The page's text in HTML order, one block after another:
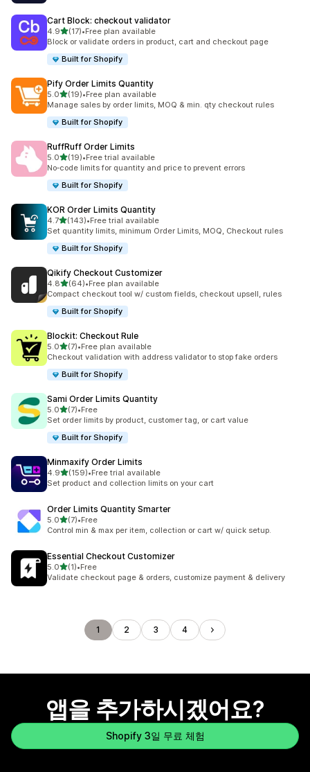
Cart Block: checkout validator
4.9별 5개 중
(17)
총 리뷰 17개
•Free plan available
Block or validate orders in product, cart and checkout page
Built for Shopify
Pify Order Limits Quantity
5.0별 5개 중
(19)
총 리뷰 19개
•Free plan available
Manage sales by order limits, MOQ & min. qty checkout rules
Built for Shopify
RuffRuff Order Limits
5.0별 5개 중
(19)
총 리뷰 19개
•Free trial available
No‑code limits for quantity and price to prevent errors
Built for Shopify
KOR Order Limits Quantity
4.7별 5개 중
(143)
총 리뷰 143개
•Free trial available
Set quantity limits, minimum Order Limits, MOQ, Checkout rules
Built for Shopify
Qikify Checkout Customizer
4.8별 5개 중
(64)
총 리뷰 64개
•Free plan available
Compact checkout tool w/ custom fields, checkout upsell, rules
Built for Shopify
Blockit: Checkout Rule
5.0별 5개 중
(7)
총 리뷰 7개
•Free plan available
Checkout validation with address validator to stop fake orders
Built for Shopify
Sami Order Limits Quantity
5.0별 5개 중
(7)
총 리뷰 7개
•Free
Set order limits by product, customer tag, or cart value
Built for Shopify
Minmaxify Order Limits
4.9별 5개 중
(159)
총 리뷰 159개
•Free trial available
Set product and collection limits on your cart
Order Limits Quantity Smarter
5.0별 5개 중
(7)
총 리뷰 7개
•Free
Control min & max per item, collection or cart w/ quick setup.
Essential Checkout Customizer
5.0별 5개 중
(1)
총 리뷰 1개
•Free
Validate checkout page & orders, customize payment & delivery
1 2 3 4
앱을 추가하시겠어요?
Shopify 3일 무료 체험